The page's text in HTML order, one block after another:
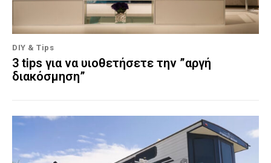
DIY & Tips
3 tips για να υιοθετήσετε την ”αργή
διακόσμηση”